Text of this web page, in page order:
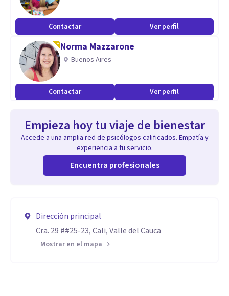
Contactar Ver perfil
Norma Mazzarone
Buenos Aires
Contactar Ver perfil
Empieza hoy tu viaje de bienestar
Accede a una amplia red de psicólogos calificados. Empatía y
experiencia a tu servicio.
Encuentra profesionales
Dirección principal
Cra. 29 ##25-23, Cali, Valle del Cauca
Mostrar en el mapa